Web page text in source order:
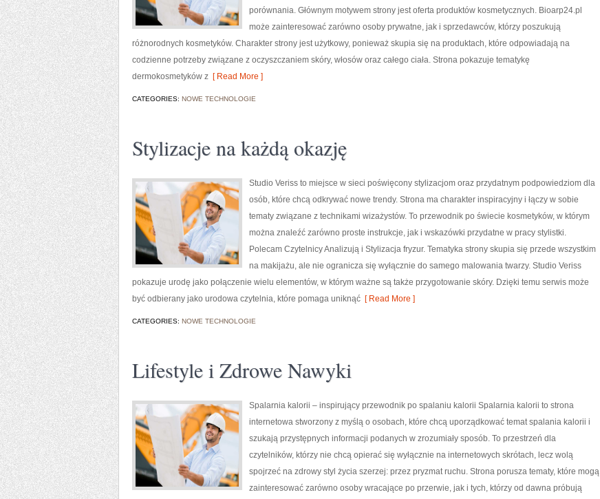
porównania. Głównym motywem strony jest oferta produktów kosmetycznych. Bioarp24.pl
może zainteresować zarówno osoby prywatne, jak i sprzedawców, którzy poszukują
różnorodnych kosmetyków. Charakter strony jest użytkowy, ponieważ skupia się na produktach, które odpowiadają na
codzienne potrzeby związane z oczyszczaniem skóry, włosów oraz całego ciała. Strona pokazuje tematykę
dermokosmetyków z [ Read More ]
CATEGORIES: NOWE TECHNOLOGIE
Stylizacje na każdą okazję
Studio Veriss to miejsce w sieci poświęcony stylizacjom oraz przydatnym podpowiedziom dla
osób, które chcą odkrywać nowe trendy. Strona ma charakter inspiracyjny i łączy w sobie
tematy związane z technikami wizażystów. To przewodnik po świecie kosmetyków, w którym
można znaleźć zarówno proste instrukcje, jak i wskazówki przydatne w pracy stylistki.
Polecam Czytelnicy Analizują i Stylizacja fryzur. Tematyka strony skupia się przede wszystkim
na makijażu, ale nie ogranicza się wyłącznie do samego malowania twarzy. Studio Veriss
pokazuje urodę jako połączenie wielu elementów, w którym ważne są także przygotowanie skóry. Dzięki temu serwis może
być odbierany jako urodowa czytelnia, które pomaga uniknąć [ Read More ]
CATEGORIES: NOWE TECHNOLOGIE
Lifestyle i Zdrowe Nawyki
Spalarnia kalorii – inspirujący przewodnik po spalaniu kalorii Spalarnia kalorii to strona
internetowa stworzony z myślą o osobach, które chcą uporządkować temat spalania kalorii i
szukają przystępnych informacji podanych w zrozumiały sposób. To przestrzeń dla
czytelników, którzy nie chcą opierać się wyłącznie na internetowych skrótach, lecz wolą
spojrzeć na zdrowy styl życia szerzej: przez pryzmat ruchu. Strona porusza tematy, które mogą
zainteresować zarówno osoby wracające po przerwie, jak i tych, którzy od dawna próbują